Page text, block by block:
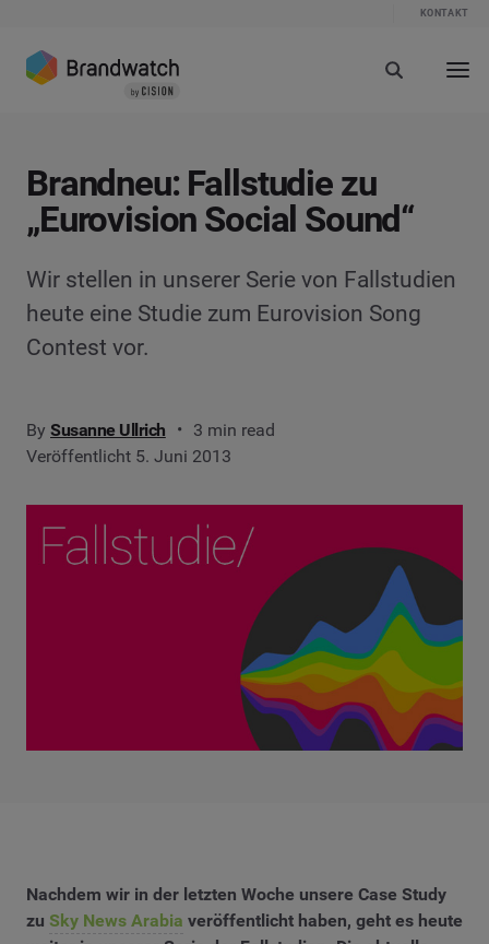
KONTAKT
Brandneu: Fallstudie zu
„Eurovision Social Sound“
Wir stellen in unserer Serie von Fallstudien
heute eine Studie zum Eurovision Song
Contest vor.
By Susanne Ullrich
3 min read
Veröffentlicht 5. Juni 2013
Nachdem wir in der letzten Woche unsere Case Study
zu Sky News Arabia veröffentlicht haben, geht es heute